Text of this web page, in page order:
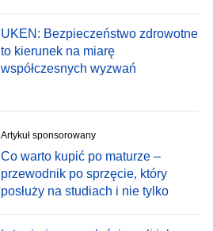
UKEN: Bezpieczeństwo zdrowotne
to kierunek na miarę
współczesnych wyzwań
Artykuł sponsorowany
Co warto kupić po maturze –
przewodnik po sprzęcie, który
posłuży na studiach i nie tylko